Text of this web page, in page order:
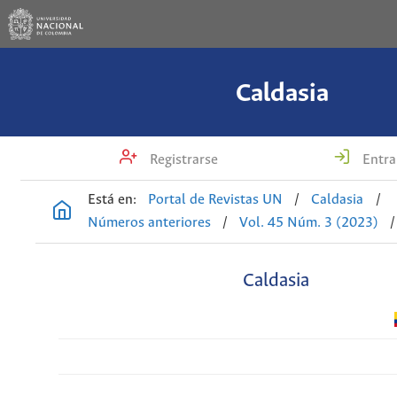
Caldasia
Registrarse
Está en: Portal de Revistas UN / Caldasia
/
Números anteriores
/ Vol. 45 Núm. 3 (2023) /
Caldasia